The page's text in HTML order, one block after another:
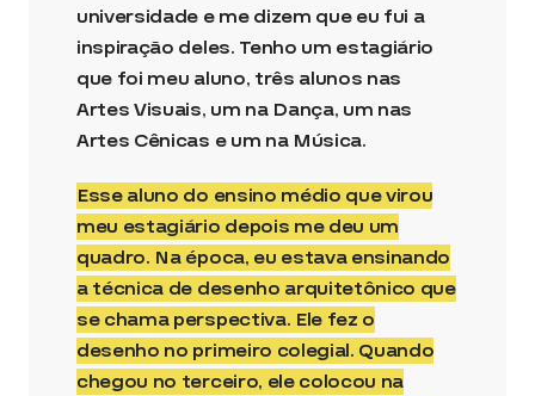
universidade e me dizem que eu fui a
inspiração deles. Tenho um estagiário
que foi meu aluno, três alunos nas
Artes Visuais, um na Dança, um nas
Artes Cênicas e um na Música.
Esse aluno do ensino médio que virou
meu estagiário depois me deu um
quadro. Na época, eu estava ensinando
a técnica de desenho arquitetônico que
se chama perspectiva. Ele fez o
desenho no primeiro colegial. Quando
chegou no terceiro, ele colocou na